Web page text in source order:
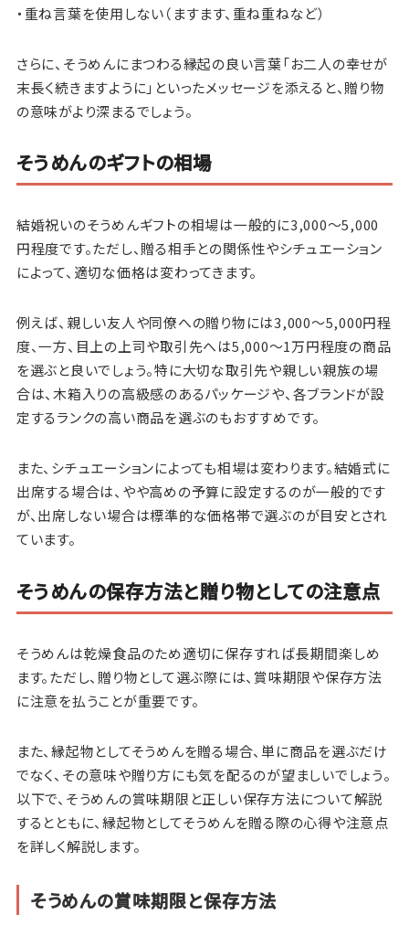
・重ね言葉を使用しない（ますます、重ね重ねなど）
さらに、そうめんにまつわる縁起の良い言葉「お二人の幸せが
末長く続きますように」といったメッセージを添えると、贈り物
の意味がより深まるでしょう。
そうめんのギフトの相場
結婚祝いのそうめんギフトの相場は一般的に3,000～5,000
円程度です。ただし、贈る相手との関係性やシチュエーション
によって、適切な価格は変わってきます。
例えば、親しい友人や同僚への贈り物には3,000～5,000円程
度、一方、目上の上司や取引先へは5,000～1万円程度の商品
を選ぶと良いでしょう。特に大切な取引先や親しい親族の場
合は、木箱入りの高級感のあるパッケージや、各ブランドが設
定するランクの高い商品を選ぶのもおすすめです。
また、シチュエーションによっても相場は変わります。結婚式に
出席する場合は、やや高めの予算に設定するのが一般的です
が、出席しない場合は標準的な価格帯で選ぶのが目安とされ
ています。
そうめんの保存方法と贈り物としての注意点
そうめんは乾燥食品のため適切に保存すれば長期間楽しめ
ます。ただし、贈り物として選ぶ際には、賞味期限や保存方法
に注意を払うことが重要です。
また、縁起物としてそうめんを贈る場合、単に商品を選ぶだけ
でなく、その意味や贈り方にも気を配るのが望ましいでしょう。
以下で、そうめんの賞味期限と正しい保存方法について解説
するとともに、縁起物としてそうめんを贈る際の心得や注意点
を詳しく解説します。
そうめんの賞味期限と保存方法